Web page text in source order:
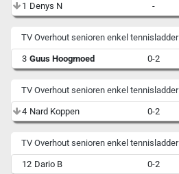
1 Denys N -
TV Overhout senioren enkel tennisladder
3 Guus Hoogmoed 0-2
TV Overhout senioren enkel tennisladder
4 Nard Koppen 0-2
TV Overhout senioren enkel tennisladder
12 Dario B 0-2